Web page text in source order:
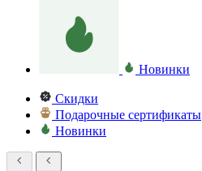
Новинки
Скидки
Подарочные сертификаты
Новинки